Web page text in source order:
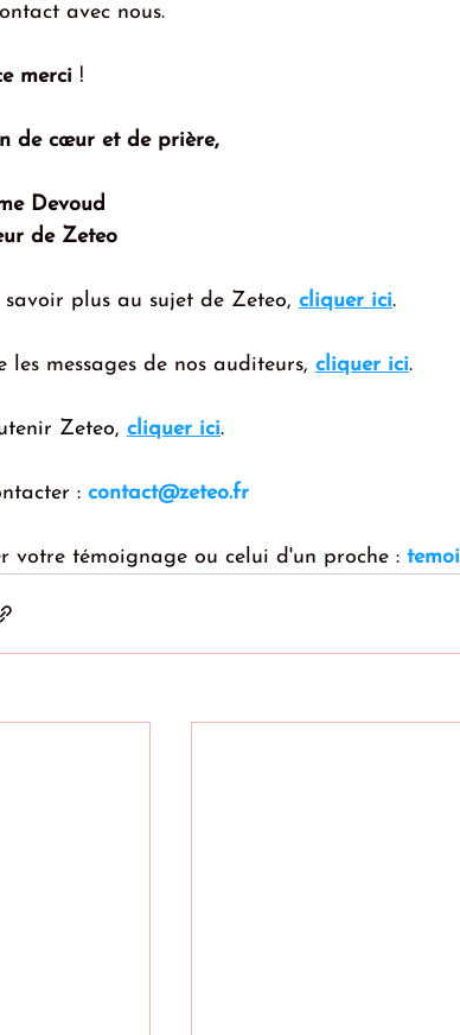
avec nous.
merci !
de cœur et de prière,
Devoud
de Zeteo
savoir plus au sujet de Zeteo, cliquer ici.
les messages de nos auditeurs, cliquer ici.
Zeteo, cliquer ici.
: contact@zeteo.fr
votre témoignage ou celui d'un proche :